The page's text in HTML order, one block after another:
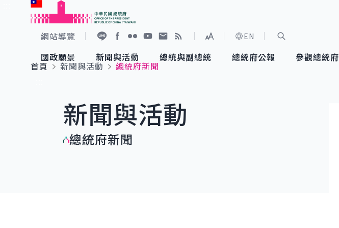
跳到主要內容
網站導覽
展開字級選單
EN
國政願景
國家氣候變遷對策委員會
重要談話
新聞與活動
總統府新聞
影音頻道
總統與副總統
賴清德總統
總統府公報 參觀總統府
參觀資訊
首頁
新聞與活動
總統府新聞
新聞與活動
總統府新聞